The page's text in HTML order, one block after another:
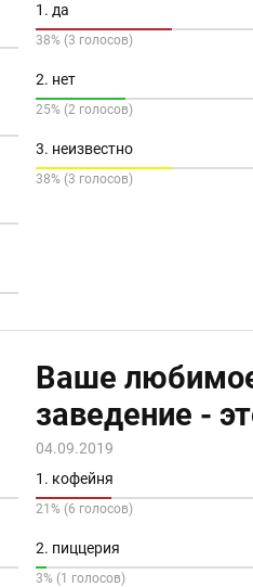
1. да
38% (3 голосов)
2. нет
25% (2 голосов)
3. неизвестно
38% (3 голосов)
Ваше
заведение -
04.09.2019
1. кофейня
21% (6 голосов)
2. пиццерия
3% (1 голосов)